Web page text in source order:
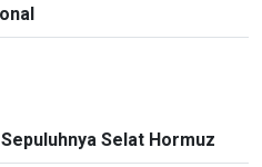
Selat Hormuz